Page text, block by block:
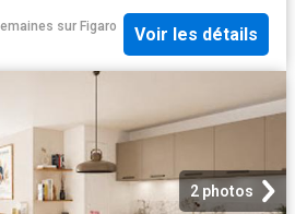
sur Figaro
Voir les détails
2 photos